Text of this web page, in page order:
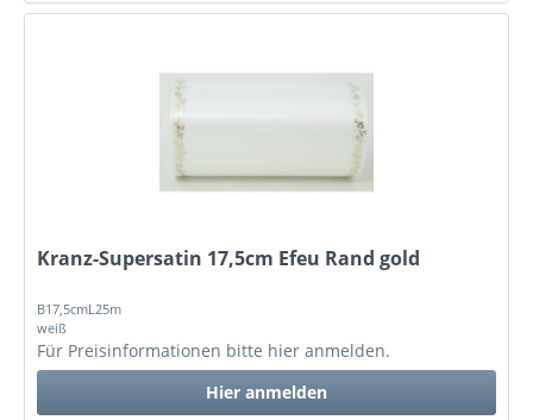
Kranz-Supersatin 17,5cm Efeu Rand gold
B17,5cmL25m
weiß
Für Preisinformationen bitte hier anmelden.
Hier anmelden